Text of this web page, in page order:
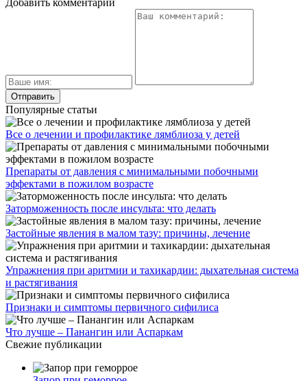
Популярные статьи
Все о лечении и профилактике лямблиоза у детей
Препараты от давления с минимальными побочными
эффектами в пожилом возрасте
Заторможенность после инсульта: что делать
Застойные явления в малом тазу: причины, лечение
Упражнения при аритмии и тахикардии: дыхательная система
и растягивания
Признаки и симптомы первичного сифилиса
Что лучше – Панангин или Аспаркам
Свежие публикации